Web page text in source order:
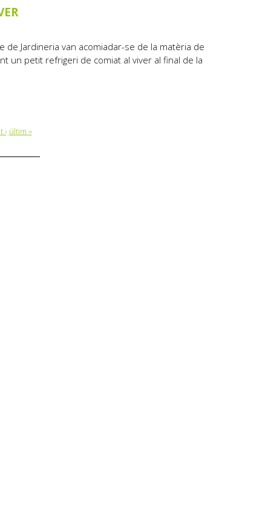
de Jardineria van acomiadar-se de la matèria de
un petit refrigeri de comiat al viver al final de la
› últim »